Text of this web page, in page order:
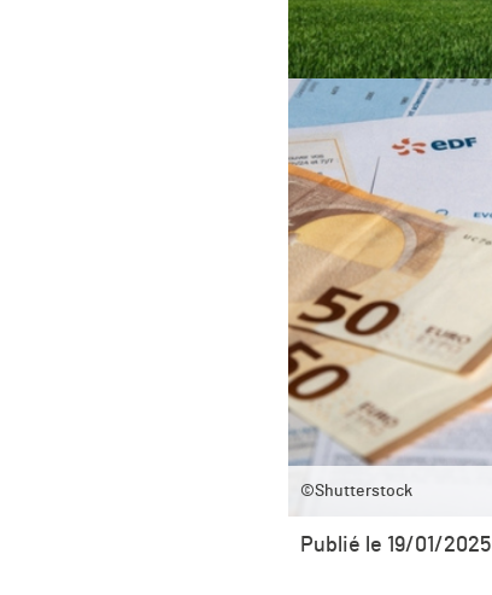
©Shutterstock
Publié le 19/01/2025